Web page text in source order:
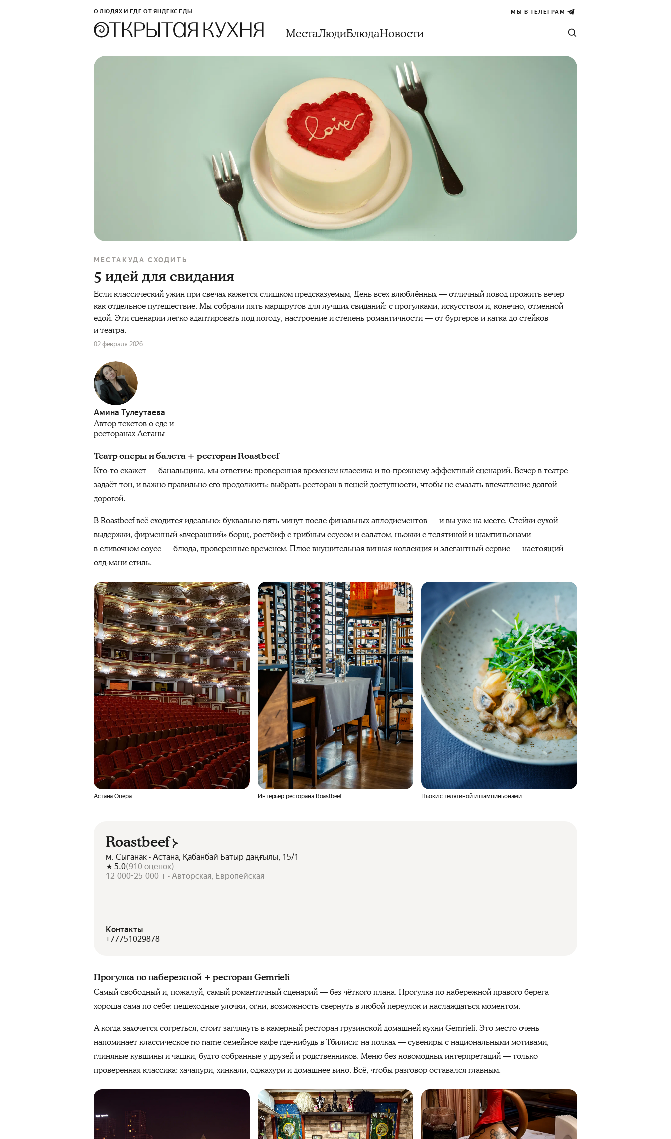
О ЛЮДЯХ И ЕДЕ ОТ ЯНДЕКС ЕДЫ МЫ В ТЕЛЕГРАМ
МестаЛюдиБлюдаНовости
МЕСТА КУДА СХОДИТЬ
5 идей для свидания
Если классический ужин при свечах кажется слишком предсказуемым, День всех влюблённых — отличный повод прожить вечер
как отдельное путешествие. Мы собрали пять маршрутов для лучших свиданий: с прогулками, искусством и, конечно, отменной
едой. Эти сценарии легко адаптировать под погоду, настроение и степень романтичности — от бургеров и катка до стейков
и театра.
02 февраля 2026
Амина Тулеутаева
Автор текстов о еде и
ресторанах Астаны
Театр оперы и балета + ресторан Roastbeef
Кто-то скажет — банальщина, мы ответим: проверенная временем классика и по-прежнему эффектный сценарий. Вечер в театре
задаёт тон, и важно правильно его продолжить: выбрать ресторан в пешей доступности, чтобы не смазать впечатление долгой
дорогой.
В Roastbeef всё сходится идеально: буквально пять минут после финальных аплодисментов — и вы уже на месте. Стейки сухой
выдержки, фирменный «вчерашний» борщ, ростбиф с грибным соусом и салатом, ньокки с телятиной и шампиньонами
в сливочном соусе — блюда, проверенные временем. Плюс внушительная винная коллекция и элегантный сервис — настоящий
олд-мани стиль.
Астана Опера Интерьер ресторана Roastbeef Ньоки с телятиной и шампиньонами
Roastbeef
м. Сыганак • Астана, Қабанбай Батыр даңғылы, 15/1
5.0(910 оценок)
12 000-25 000 ₸ • Авторская, Европейская
Контакты
+77751029878
Прогулка по набережной + ресторан Gemrieli
Самый свободный и, пожалуй, самый романтичный сценарий — без чёткого плана. Прогулка по набережной правого берега
хороша сама по себе: пешеходные улочки, огни, возможность свернуть в любой переулок и наслаждаться моментом.
А когда захочется согреться, стоит заглянуть в камерный ресторан грузинской домашней кухни Gemrieli. Это место очень
напоминает классическое no name семейное кафе где-нибудь в Тбилиси: на полках — сувениры с национальными мотивами,
глиняные кувшины и чашки, будто собранные у друзей и родственников. Меню без новомодных интерпретаций — только
проверенная классика: хачапури, хинкали, оджахури и домашнее вино. Всё, чтобы разговор оставался главным.